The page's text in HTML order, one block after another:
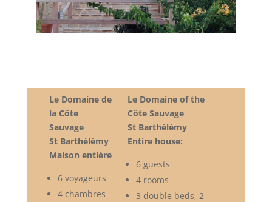
Le Domaine de
la Côte
Sauvage
St Barthélémy
Maison entière
6 voyageurs
4 chambres
Le Domaine of the
Côte Sauvage
St Barthélémy
Entire house:
6 guests
4 rooms
3 double beds, 2